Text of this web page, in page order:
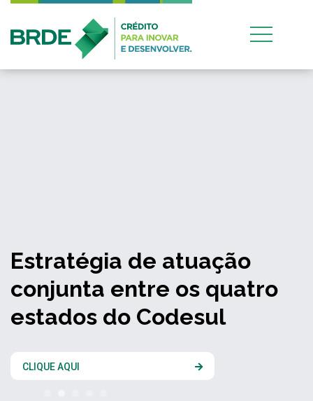
Estratégia de atuação
conjunta entre os quatro
estados do Codesul
CLIQUE AQUI